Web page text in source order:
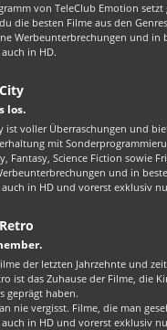
von TeleClub Emotion
die besten Filme aus den
Werbeunterbrechungen und in
in HD.
los.
ist voller Überraschungen und
mit
Fantasy, Science Fiction sowie
und in
in HD und vorerst exklusiv
der letzten Jahrzehnte und
ist das Zuhause der Filme, die
geprägt haben.
nie vergisst. Filme, die man
in HD und vorerst exklusiv